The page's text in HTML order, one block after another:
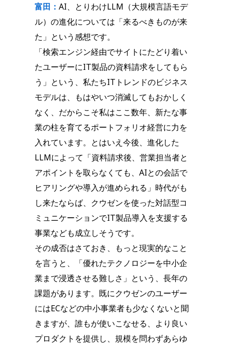
富田： AI、とりわけLLM（大規模言語モデ
ル）の進化については「来るべきものが来
た」という感想です。
「検索エンジン経由でサイトにたどり着い
たユーザーにIT製品の資料請求をしてもら
う」という、私たちITトレンドのビジネス
モデルは、もはやいつ消滅してもおかしく
なく、だからこそ私はここ数年、新たな事
業の柱を育てるポートフォリオ経営に力を
入れています。とはいえ今後、進化した
LLMによって「資料請求後、営業担当者と
アポイントを取らなくても、AIとの会話で
ヒアリングや導入が進められる」時代がも
し来たならば、クウゼンを使った対話型コ
ミュニケーションでIT製品導入を支援する
事業なども成立しそうです。
その成否はさておき、もっと現実的なこと
を言うと、「優れたテクノロジーを中小企
業まで浸透させる難しさ」という、長年の
課題があります。既にクウゼンのユーザー
にはECなどの中小事業者も少なくないと聞
きますが、誰もが使いこなせる、より良い
プロダクトを提供し、規模を問わずあらゆ